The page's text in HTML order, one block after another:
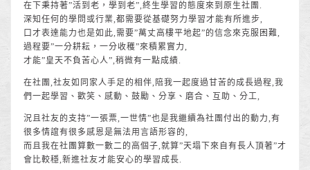
在下秉持著”活到老，學到老”,終生學習的態度來到原生社團.
深知任何的學問或行業,都需要從基礎努力學習才能有所進步,
口才表達能力也是如此,需要”萬丈高樓平地起”的信念來克服困難,
過程要”一分耕耘，一分收穫”來積累實力,
才能”皇天不負苦心人”,稍微有一點成績.
在社團,社友如同家人手足的相伴,陪我一起度過甘苦的成長過程,我
們一起學習、歡笑、感動、鼓勵、分享、磨合、互助、分工,
況且社友的支持”一張票,一世情”也是我繼續為社團付出的動力,有
很多情誼有很多感恩是無法用言語形容的,
而且我在社團算數一數二的高個子,就算”天塌下來自有長人頂著”才
會比較穩,新進社友才能安心的學習成長.